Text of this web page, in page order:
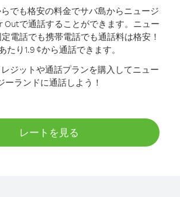
でも格安の料金でサバ島からニュージ
Outで通話することができます。 ニュー
電話でも携帯電話でも通話料は格安！
たり1.9 ¢から通話できます。
ジットや通話プランを購入してニュー
ーランドに通話しよう！
レートを見る